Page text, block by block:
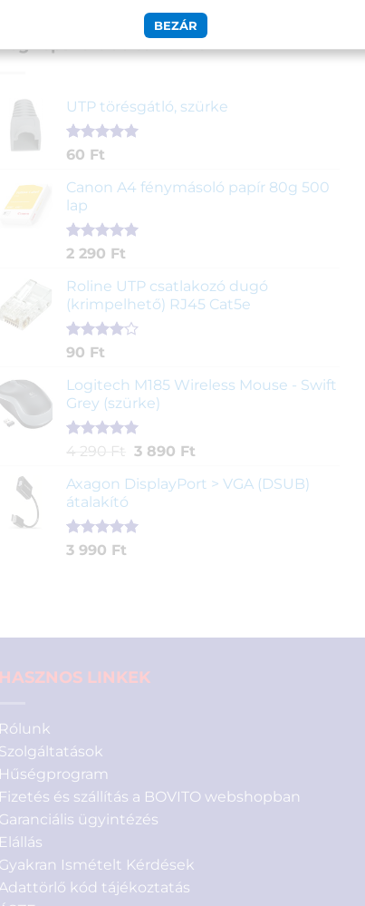
termékek
UTP törésgátló, szürke
Értékelés
ből,
1
értékelés
alapján
60 Ft
Canon A4 fénymásoló papír 80g 500
lap
Értékelés
ből,
2
értékelés
alapján
2 290 Ft
Roline UTP csatlakozó dugó
(krimpelhető) RJ45 Cat5e
Értékelés
5-ből,
2
értékelés
alapján
90 Ft
Logitech M185 Wireless Mouse - Swift
Grey (szürke)
Értékelés
ből,
1
értékelés
alapján
4 290 Ft Original
was:
290 Ft.
3 890 FtCurrent
is:
Axagon DisplayPort > VGA (DSUB)
átalakító
Értékelés
1
3 990 Ft
HASZNOS LINKEK
Rólunk
Szolgáltatások
Hűségprogram
Fizetés és szállítás a BOVITO webshopban
Garanciális ügyintézés
Elállás
Gyakran Ismételt Kérdések
kód tájékoztatás
BEZÁR